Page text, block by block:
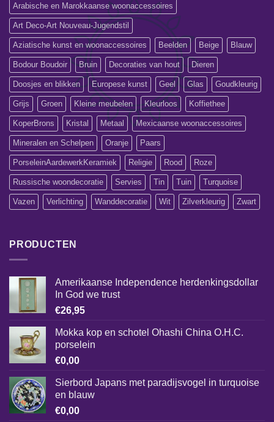
Arabische en Marokkaanse woonaccessoires
Art Deco-Art Nouveau-Jugendstil
Aziatische kunst en woonaccessoires Beelden Beige Blauw
Bodour Boudoir Bruin Decoraties van hout Dieren
Doosjes en blikken Europese kunst Geel Glas Goudkleurig
Grijs Groen Kleine meubelen Kleurloos Koffiethee
KoperBrons Kristal Metaal Mexicaanse woonaccessoires
Mineralen en Schelpen Oranje Paars
PorseleinAardewerkKeramiek Religie Rood Roze
Russische woondecoratie Servies Tin Tuin Turquoise
Vazen Verlichting Wanddecoratie Wit Zilverkleurig Zwart
PRODUCTEN
Amerikaanse Independence herdenkingsdollar
In God we trust
€26,95
Mokka kop en schotel Ohashi China O.H.C.
porselein
€0,00
Sierbord Japans met paradijsvogel in turquoise
en blauw
€0,00